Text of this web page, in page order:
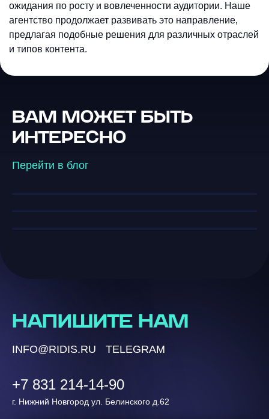
ожидания по росту и вовлеченности аудитории. Наше
агентство продолжает развивать это направление,
предлагая подобные решения для различных отраслей
и типов контента.
ВАМ МОЖЕТ БЫТЬ
ИНТЕРЕСНО
Перейти в блог
GSO — Generative Search
Optimization: новое SEO в эпоху
искусственного интеллекта
Конец эры кликов: выживание в
мире AI-ответов
Телеграм-боты с
искусственным интеллектом:
возможностям и внедрению в
НАПИШИТЕ НАМ
INFO@RIDIS.RU TELEGRAM
+7 831 214-14-90
г. Нижний Новгород ул. Белинского д.62